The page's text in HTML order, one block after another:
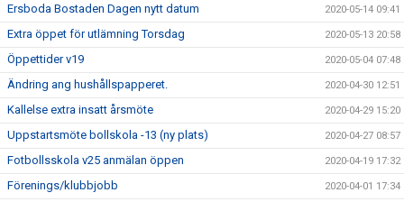
Ersboda Bostaden Dagen nytt datum 2020-05-14 09:41
Extra öppet för utlämning Torsdag 2020-05-13 20:58
Öppettider v19 2020-05-04 07:48
Ändring ang hushållspapperet. 2020-04-30 12:51
Kallelse extra insatt årsmöte 2020-04-29 15:20
Uppstartsmöte bollskola -13 (ny plats) 2020-04-27 08:57
Fotbollsskola v25 anmälan öppen 2020-04-19 17:32
Förenings/klubbjobb 2020-04-01 17:34